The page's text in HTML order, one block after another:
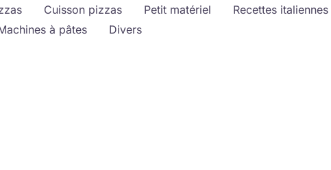
Cuisson pizzas Petit matériel
Recettes italiennes
à pâtes Divers